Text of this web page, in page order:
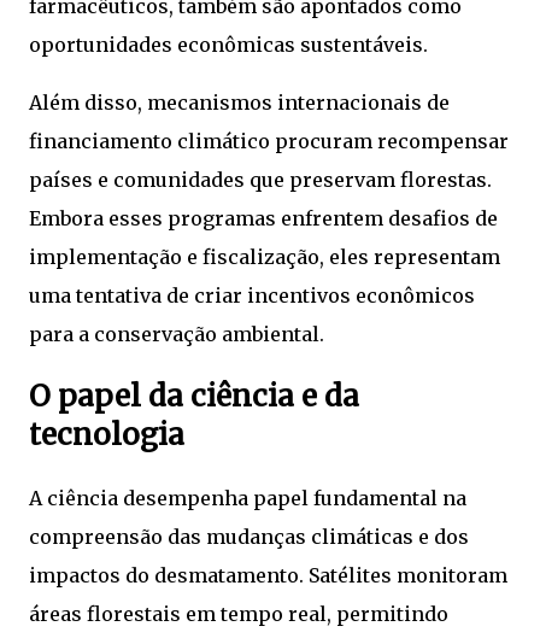
farmacêuticos, também são apontados como
oportunidades econômicas sustentáveis.
Além disso, mecanismos internacionais de
financiamento climático procuram recompensar
países e comunidades que preservam florestas.
Embora esses programas enfrentem desafios de
implementação e fiscalização, eles representam
uma tentativa de criar incentivos econômicos
para a conservação ambiental.
O papel da ciência e da
tecnologia
A ciência desempenha papel fundamental na
compreensão das mudanças climáticas e dos
impactos do desmatamento. Satélites monitoram
áreas florestais em tempo real, permitindo